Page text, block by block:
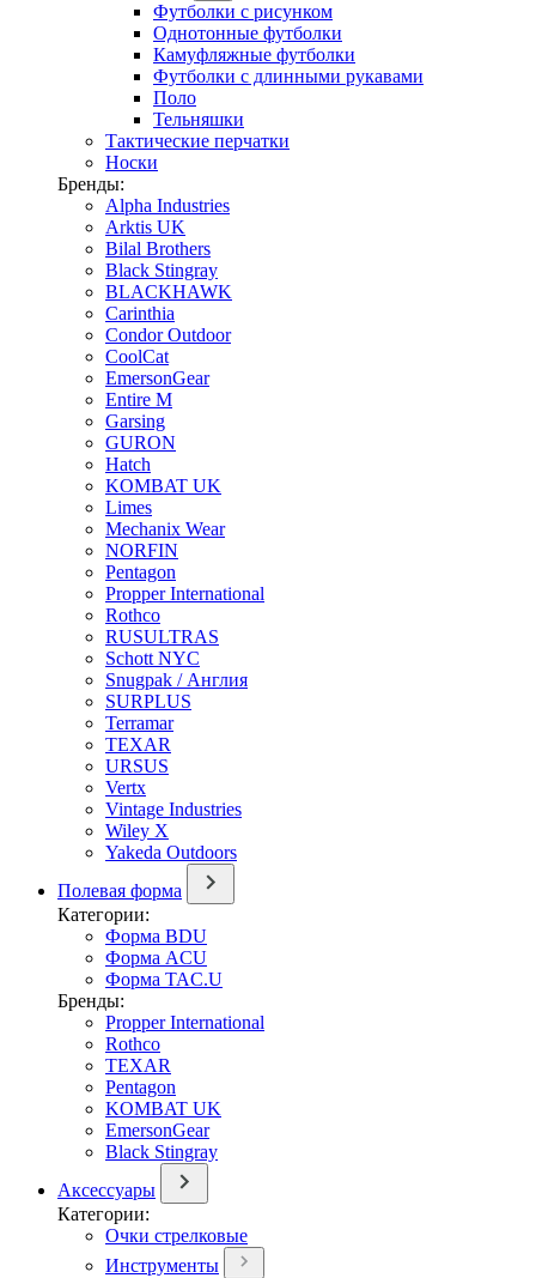
Футболки с рисунком
Однотонные футболки
Камуфляжные футболки
Футболки с длинными рукавами
Поло
Тельняшки
Тактические перчатки
Носки
Бренды:
Alpha Industries
Arktis UK
Bilal Brothers
Black Stingray
BLACKHAWK
Carinthia
Condor Outdoor
CoolCat
EmersonGear
Entire M
Garsing
GURON
Hatch
KOMBAT UK
Limes
Mechanix Wear
NORFIN
Pentagon
Propper International
Rothco
RUSULTRAS
Schott NYC
Snugpak / Англия
SURPLUS
Terramar
TEXAR
URSUS
Vertx
Vintage Industries
Wiley X
Yakeda Outdoors
Полевая форма
Категории:
Форма BDU
Форма ACU
Форма TAC.U
Бренды:
Propper International
Rothco
TEXAR
Pentagon
KOMBAT UK
EmersonGear
Black Stingray
Аксессуары
Категории:
Очки стрелковые
Инструменты